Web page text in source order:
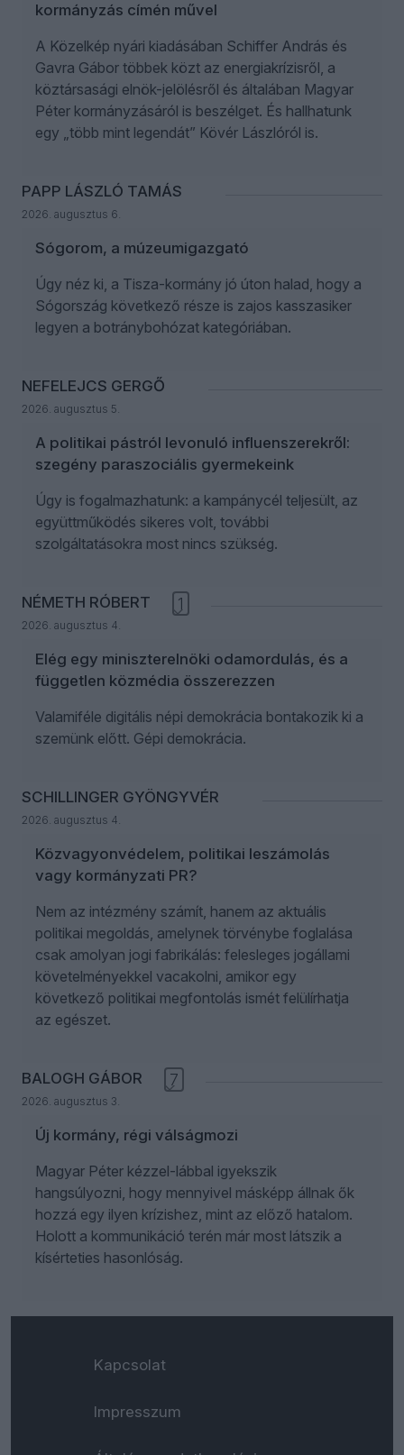
kormányzás címén művel
A Közelkép nyári kiadásában Schiffer András és
Gavra Gábor többek közt az energiakrízisről, a
köztársasági elnök-jelölésről és általában Magyar
Péter kormányzásáról is beszélget. És hallhatunk
egy „több mint legendát” Kövér Lászlóról is.
PAPP LÁSZLÓ TAMÁS
2026. augusztus 6.
Sógorom, a múzeumigazgató
Úgy néz ki, a Tisza-kormány jó úton halad, hogy a
Sógország következő része is zajos kasszasiker
legyen a botránybohózat kategóriában.
NEFELEJCS GERGŐ
2026. augusztus 5.
A politikai pástról levonuló influenszerekről:
szegény paraszociális gyermekeink
Úgy is fogalmazhatunk: a kampánycél teljesült, az
együttműködés sikeres volt, további
szolgáltatásokra most nincs szükség.
NÉMETH RÓBERT
2026. augusztus 4.
1
Elég egy miniszterelnöki odamordulás, és a
független közmédia összerezzen
Valamiféle digitális népi demokrácia bontakozik ki a
szemünk előtt. Gépi demokrácia.
SCHILLINGER GYÖNGYVÉR
2026. augusztus 4.
Közvagyonvédelem, politikai leszámolás
vagy kormányzati PR?
Nem az intézmény számít, hanem az aktuális
politikai megoldás, amelynek törvénybe foglalása
csak amolyan jogi fabrikálás: felesleges jogállami
követelményekkel vacakolni, amikor egy
következő politikai megfontolás ismét felülírhatja
az egészet.
BALOGH GÁBOR
2026. augusztus 3.
7
Új kormány, régi válságmozi
Magyar Péter kézzel-lábbal igyekszik
hangsúlyozni, hogy mennyivel másképp állnak ők
hozzá egy ilyen krízishez, mint az előző hatalom.
Holott a kommunikáció terén már most látszik a
kísérteties hasonlóság.
Kapcsolat
Impresszum